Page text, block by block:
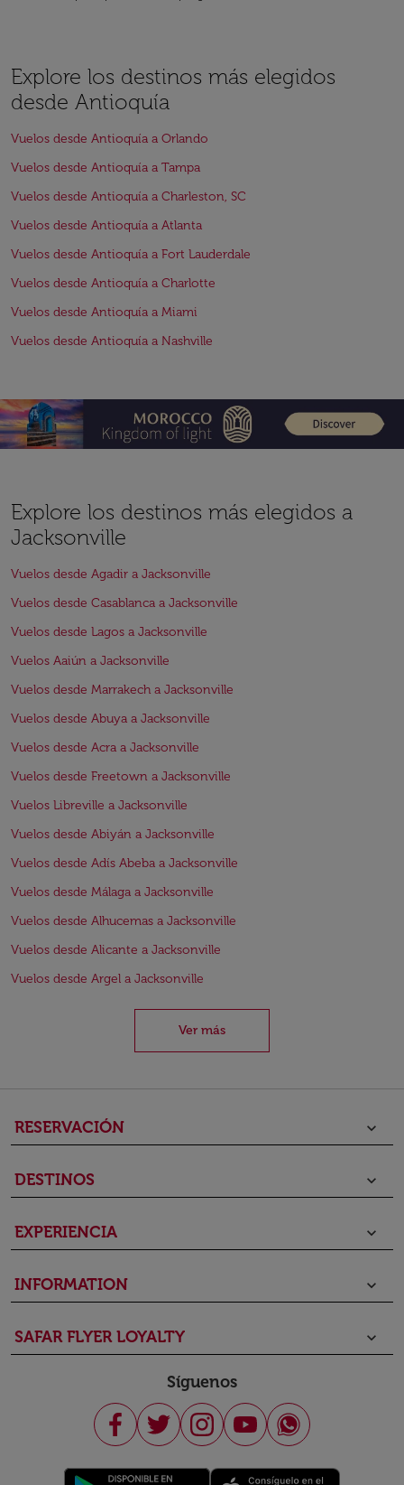
Explore los destinos más elegidos
desde Antioquía
Vuelos desde Antioquía a Orlando
Vuelos desde Antioquía a Tampa
Vuelos desde Antioquía a Charleston, SC
Vuelos desde Antioquía a Atlanta
Vuelos desde Antioquía a Fort Lauderdale
Vuelos desde Antioquía a Charlotte
Vuelos desde Antioquía a Miami
Vuelos desde Antioquía a Nashville
Explore los destinos más elegidos a
Jacksonville
Vuelos desde Agadir a Jacksonville
Vuelos desde Casablanca a Jacksonville
Vuelos desde Lagos a Jacksonville
Vuelos Aaiún a Jacksonville
Vuelos desde Marrakech a Jacksonville
Vuelos desde Abuya a Jacksonville
Vuelos desde Acra a Jacksonville
Vuelos desde Freetown a Jacksonville
Vuelos Libreville a Jacksonville
Vuelos desde Abiyán a Jacksonville
Vuelos desde Adís Abeba a Jacksonville
Vuelos desde Málaga a Jacksonville
Vuelos desde Alhucemas a Jacksonville
Vuelos desde Alicante a Jacksonville
Vuelos desde Argel a Jacksonville
Ver más
RESERVACIÓN keyboard_arrow_down
DESTINOS keyboard_arrow_down
EXPERIENCIA keyboard_arrow_down
INFORMATION keyboard_arrow_down
SAFAR FLYER LOYALTY keyboard_arrow_down
Síguenos